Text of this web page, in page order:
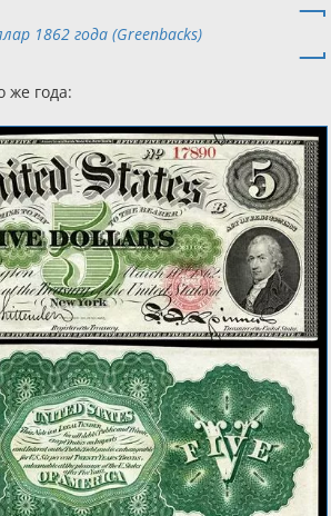
1862 года (Greenbacks)
же года: